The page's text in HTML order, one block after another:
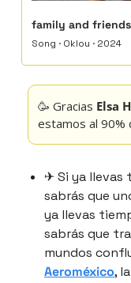
family and friends
Song · Oklou · 2024
🥳 Gracias Elsa
estamos al 90%
✈ Si ya llevas
sabrás que
ya llevas
sabrás que
mundos
Aeroméxico,